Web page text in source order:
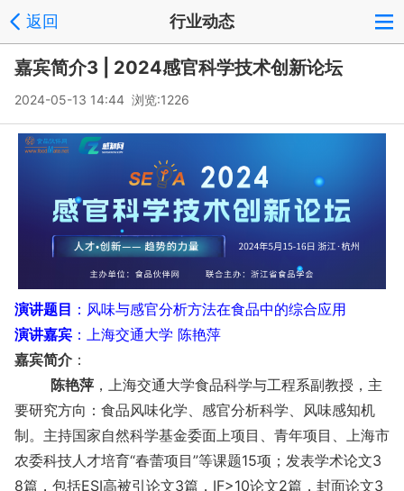
返回 行业动态
嘉宾简介3 | 2024感官科学技术创新论坛
2024-05-13 14:44 浏览:1226
演讲题目 ：风味与感官分析方法在食品中的综合应用
演讲嘉宾 ： 上海交通大学 陈艳萍
嘉宾简介 ：
陈艳萍 ，上海交通大学食品科学与工程系副教授，主
要研究方向：食品风味化学、感官分析科学、风味感知机
制。主持国家自然科学基金委面上项目、青年项目、上海市
农委科技人才培育“春蕾项目”等课题15项；发表学术论文3
8篇，包括ESI高被引论文3篇，IF>10论文2篇，封面论文3